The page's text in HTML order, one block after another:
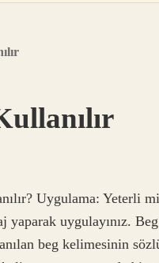
Uygulama: Yeterli
yaparak uygulayınız.
beg kelimesinin